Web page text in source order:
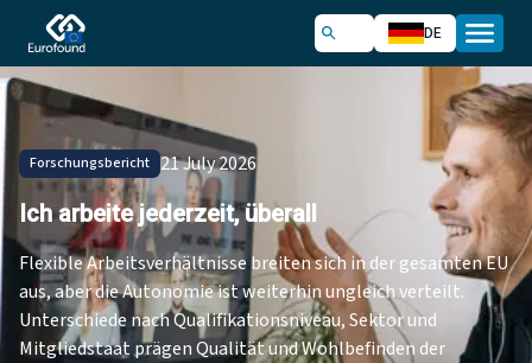
DE
Forschungsbericht 21 July 2026
Ich arbeite jederzeit, überall
Flexible Arbeitsverhältnisse breiten sich in der gesamten EU
aus, aber die Autonomie ist weiterhin ungleich verteilt.
Unterschiede nach Qualifikationsniveau, Sektor und
Mitgliedstaat prägen Qualität und Wohlbefinden der